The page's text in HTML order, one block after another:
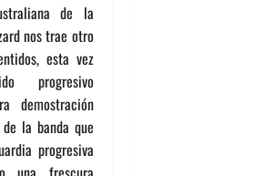
de la
nos trae otro
esta vez
progresivo
demostración
la banda que
progresiva